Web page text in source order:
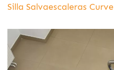
Silla Salvaescaleras Curve